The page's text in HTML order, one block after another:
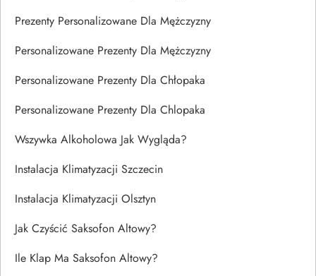
Prezenty Personalizowane Dla Mężczyzny
Personalizowane Prezenty Dla Mężczyzny
Personalizowane Prezenty Dla Chłopaka
Personalizowane Prezenty Dla Chlopaka
Wszywka Alkoholowa Jak Wygląda?
Instalacja Klimatyzacji Szczecin
Instalacja Klimatyzacji Olsztyn
Jak Czyścić Saksofon Altowy?
Ile Klap Ma Saksofon Altowy?